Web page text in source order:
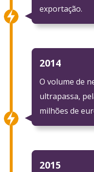
exportação.
2014
O volume de
ultrapassa,
milhões de
2015